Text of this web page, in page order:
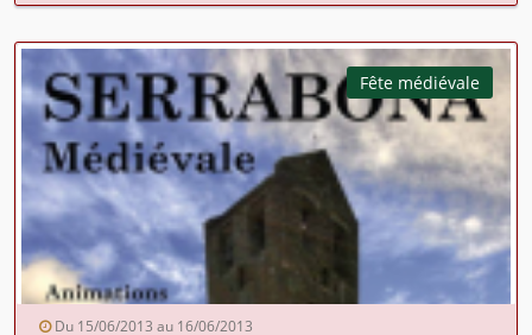
Fête médiévale
Du 15/06/2013 au 16/06/2013